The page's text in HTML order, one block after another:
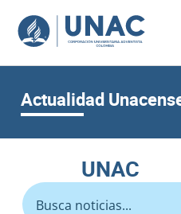
contenido
Actualidad
UNAC